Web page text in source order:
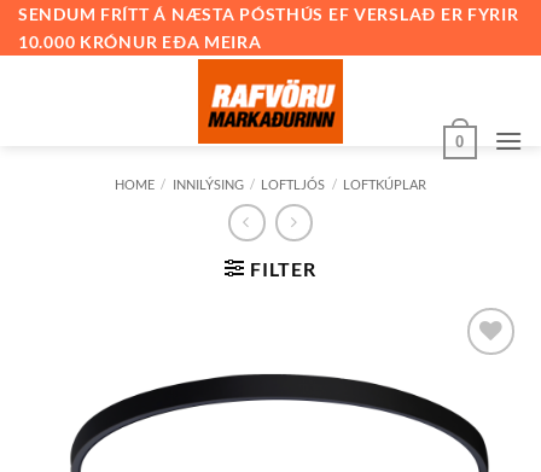
SkipSENDUM FRÍTT Á NÆSTA PÓSTHÚS EF VERSLAÐ ER FYRIR
10.000 KRÓNUR EÐA MEIRA
0
HOME / INNILÝSING / LOFTLJÓS / LOFTKÚPLAR
FILTER
óskalista